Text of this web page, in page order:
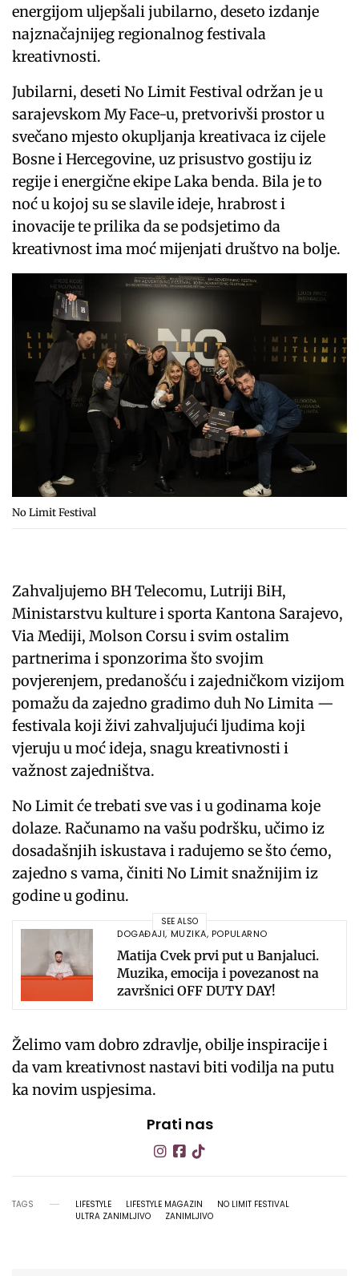
energijom uljepšali jubilarno, deseto izdanje
najznačajnijeg regionalnog festivala
kreativnosti.
Jubilarni, deseti No Limit Festival održan je u
sarajevskom My Face-u, pretvorivši prostor u
svečano mjesto okupljanja kreativaca iz cijele
Bosne i Hercegovine, uz prisustvo gostiju iz
regije i energične ekipe Laka benda. Bila je to
noć u kojoj su se slavile ideje, hrabrost i
inovacije te prilika da se podsjetimo da
kreativnost ima moć mijenjati društvo na bolje.
No Limit Festival
Zahvaljujemo BH Telecomu, Lutriji BiH,
Ministarstvu kulture i sporta Kantona Sarajevo,
Via Mediji, Molson Corsu i svim ostalim
partnerima i sponzorima što svojim
povjerenjem, predanošću i zajedničkom vizijom
pomažu da zajedno gradimo duh No Limita —
festivala koji živi zahvaljujući ljudima koji
vjeruju u moć ideja, snagu kreativnosti i
važnost zajedništva.
No Limit će trebati sve vas i u godinama koje
dolaze. Računamo na vašu podršku, učimo iz
dosadašnjih iskustava i radujemo se što ćemo,
zajedno s vama, činiti No Limit snažnijim iz
godine u godinu.
SEE ALSO
DOGAĐAJI, MUZIKA, POPULARNO
Matija Cvek prvi put u Banjaluci.
Muzika, emocija i povezanost na
završnici OFF DUTY DAY!
Želimo vam dobro zdravlje, obilje inspiracije i
da vam kreativnost nastavi biti vodilja na putu
ka novim uspjesima.
Prati nas
TAGS LIFESTYLE LIFESTYLE MAGAZIN
NO LIMIT FESTIVAL
ULTRA ZANIMLJIVO
ZANIMLJIVO